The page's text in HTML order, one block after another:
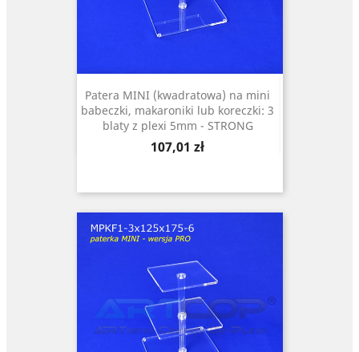
Patera MINI (kwadratowa) na mini
babeczki, makaroniki lub koreczki: 3
blaty z plexi 5mm - STRONG
Cena
107,01 zł